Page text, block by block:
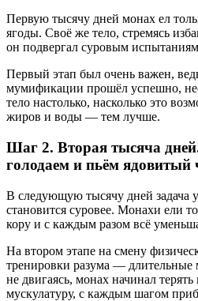
Первую тысячу дней монах ел
ягоды. Своё же тело, стремясь
он подвергал суровым
Первый этап был очень важен,
мумификации прошёл успешно,
тело настолько, насколько это
жиров и воды — тем лучше.
Шаг 2. Вторая тысяча
голодаем и пьём ядовитый
В следующую тысячу дней задача
становится суровее. Монахи ели
кору и с каждым разом всё
На втором этапе на смену
тренировки разума — длительные
не двигаясь, монах начинал
мускулатуру, с каждым шагом